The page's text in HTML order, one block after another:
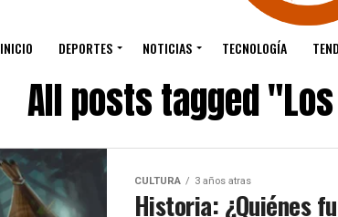
INICIO DEPORTES NOTICIAS TECNOLOGÍA
All posts tagged
CULTURA 3 años atras
Historia: ¿Quiénes